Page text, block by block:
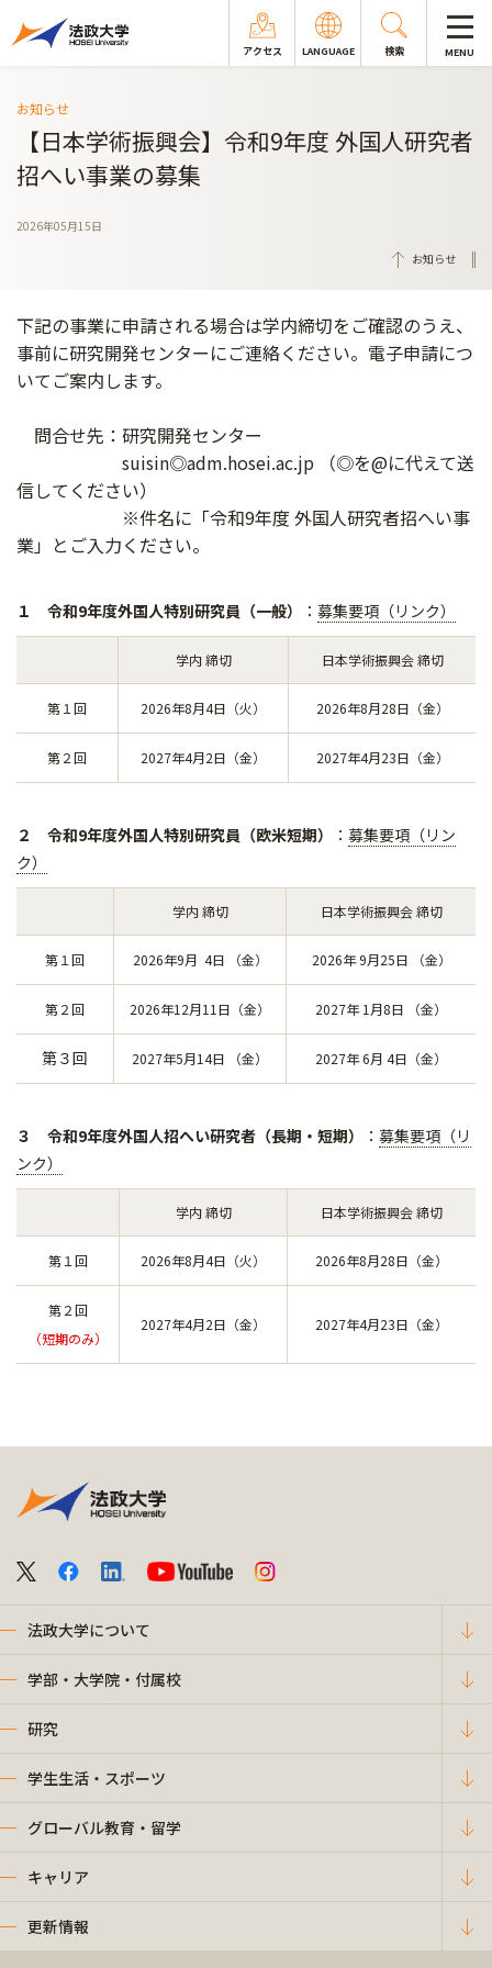
アクセス LANGUAGE 検索 MENU
お知らせ
【日本学術振興会】令和9年度 外国人研究者
招へい事業の募集
2026年05月15日
お知らせ
下記の事業に申請される場合は学内締切をご確認のうえ、
事前に研究開発センターにご連絡ください。電子申請につ
いてご案内します。
問合せ先：研究開発センター
suisin◎adm.hosei.ac.jp （◎を@に代えて送
信してください）
※件名に「令和9年度 外国人研究者招へい事
業」とご入力ください。
１ 令和9年度外国人特別研究員（一般） ： 募集要項（リンク）
学内 締切 日本学術振興会 締切
第１回 2026年8月4日（火） 2026年8月28日（金）
第２回 2027年4月2日（金） 2027年4月23日（金）
２ 令和9年度外国人特別研究員（欧米短期） ： 募集要項（リン
ク）
学内 締切 日本学術振興会 締切
第１回 2026年9月 4日 （金） 2026年 9月25日 （金）
第２回 2026年12月11日（金） 2027年 1月8日 （金）
第３回 2027年5月14日 （金） 2027年 6月 4日（金）
３ 令和9年度外国人招へい研究者（長期・短期） ： 募集要項（リ
ンク）
学内 締切 日本学術振興会 締切
第１回 2026年8月4日（火） 2026年8月28日（金）
第２回
（短期のみ）
2027年4月2日（金） 2027年4月23日（金）
法政大学について
学部・大学院・付属校
研究
学生生活・スポーツ
グローバル教育・留学
キャリア
更新情報